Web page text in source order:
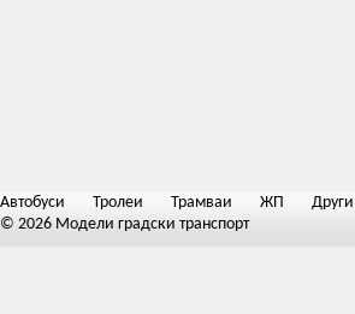
Автобуси Тролеи Трамваи ЖП Други
© 2026 Модели градски транспорт